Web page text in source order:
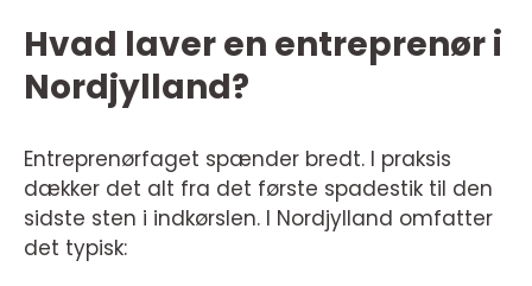
Hvad laver en entreprenør i
Nordjylland?
Entreprenørfaget spænder bredt. I praksis
dækker det alt fra det første spadestik til den
sidste sten i indkørslen. I Nordjylland omfatter
det typisk: